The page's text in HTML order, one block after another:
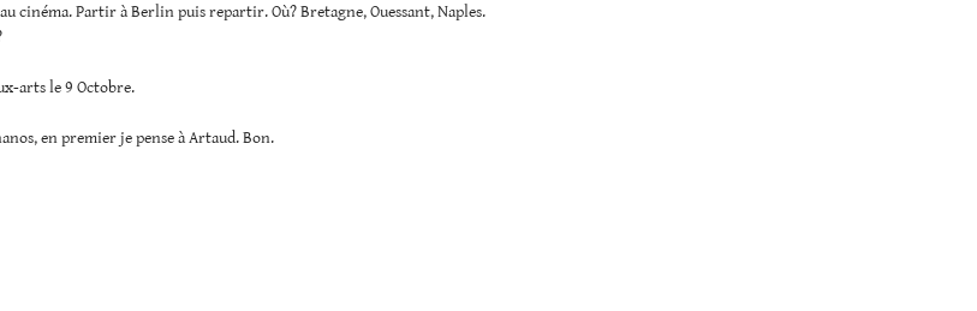
cinéma. Partir à Berlin puis repartir. Où? Bretagne, Ouessant, Naples.
arts le 9 Octobre.
en premier je pense à Artaud. Bon.